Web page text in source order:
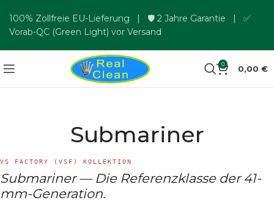
0 0,00 €
Submariner
VS FACTORY (VSF) KOLLEKTION
Submariner — Die Referenzklasse der 41-
mm-Generation.
100% Zollfreie EU-Lieferung | 🛡️ 2 Jahre Garantie | ✅
Vorab-QC (Green Light) vor Versand